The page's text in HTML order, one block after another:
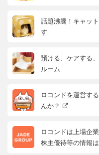
話題沸騰！キャッ
す
預ける、ケアする
ルーム
ロコンドを運営す
んか？
ロコンドは上場企
株主優待等の情報